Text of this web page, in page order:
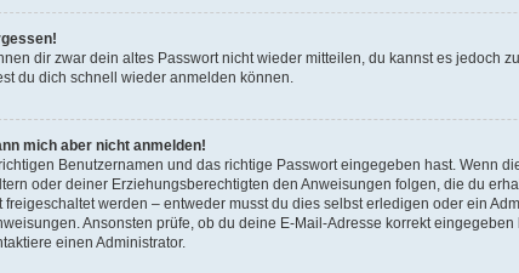
dir zwar dein altes Passwort nicht wieder mitteilen, du kannst es jedoch
du dich schnell wieder anmelden können.
mich aber nicht anmelden!
Benutzernamen und das richtige Passwort eingegeben hast. Wenn
oder deiner Erziehungsberechtigten den Anweisungen folgen, die du
werden – entweder musst du dies selbst erledigen oder ein
Ansonsten prüfe, ob du deine E-Mail-Adresse korrekt
einen Administrator.